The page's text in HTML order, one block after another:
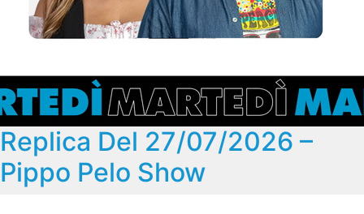
Replica Del 27/07/2026 –
Pippo Pelo Show